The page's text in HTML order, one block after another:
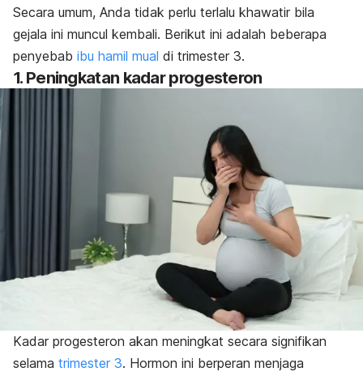
Secara umum, Anda tidak perlu terlalu khawatir bila
gejala ini muncul kembali. Berikut ini adalah beberapa
penyebab ibu hamil mual di trimester 3.
1. Peningkatan kadar progesteron
Kadar progesteron akan meningkat secara signifikan
selama trimester 3. Hormon ini berperan menjaga